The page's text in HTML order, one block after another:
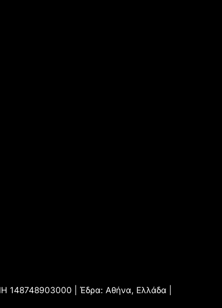
| Έδρα: Αθήνα, Ελλάδα |